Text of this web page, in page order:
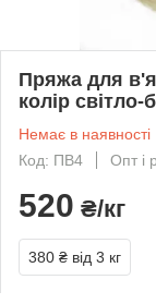
Пряжа для
колір
Немає в наявності
Код: ПВ4
Опт і
520 ₴/кг
380 ₴ від 3 кг